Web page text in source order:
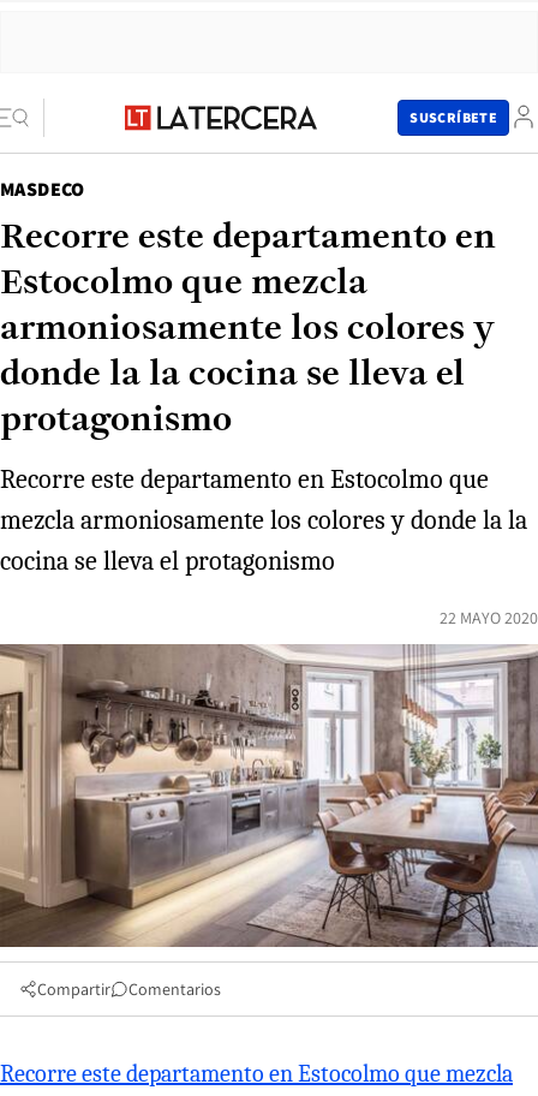
SUSCRÍBETE
MASDECO
Recorre este departamento en
Estocolmo que mezcla
armoniosamente los colores y
donde la la cocina se lleva el
protagonismo
Recorre este departamento en Estocolmo que
mezcla armoniosamente los colores y donde la la
cocina se lleva el protagonismo
22 MAYO 2020
Compartir Comentarios
Recorre este departamento en Estocolmo que mezcla